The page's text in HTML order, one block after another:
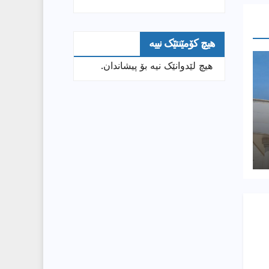
هیچ کۆمێنتێک نییە
هیچ لێدوانێک نیە بۆ پیشاندان.